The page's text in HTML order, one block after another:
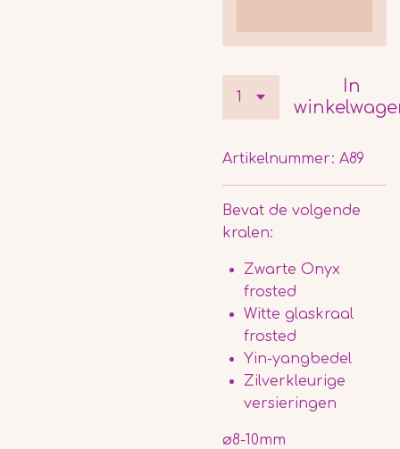
In
Artikelnummer: A89
Bevat de volgende
kralen:
Zwarte Onyx
frosted
Witte glaskraal
frosted
Yin-yangbedel
Zilverkleurige
versieringen
ø8-10mm